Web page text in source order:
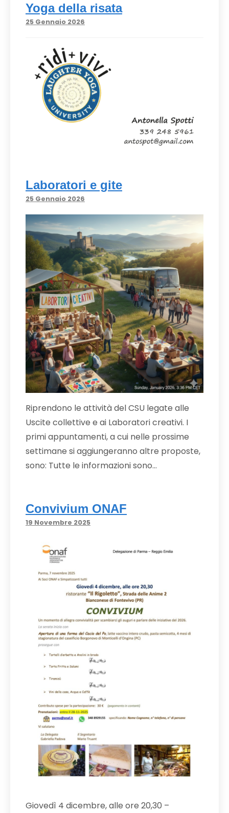
Yoga della risata
25 Gennaio 2026
Laboratori e gite
25 Gennaio 2026
Riprendono le attività del CSU legate alle
Uscite collettive e ai Laboratori creativi. I
primi appuntamenti, a cui nelle prossime
settimane si aggiungeranno altre proposte,
sono: Tutte le informazioni sono…
Convivium ONAF
19 Novembre 2025
Giovedì 4 dicembre, alle ore 20,30 –